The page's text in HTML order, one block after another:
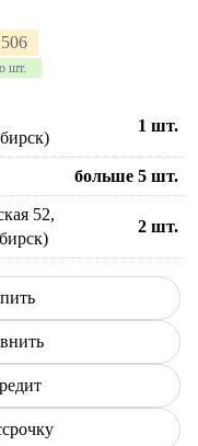
шт.
1 шт.
больше 5 шт.
52,
2 шт.